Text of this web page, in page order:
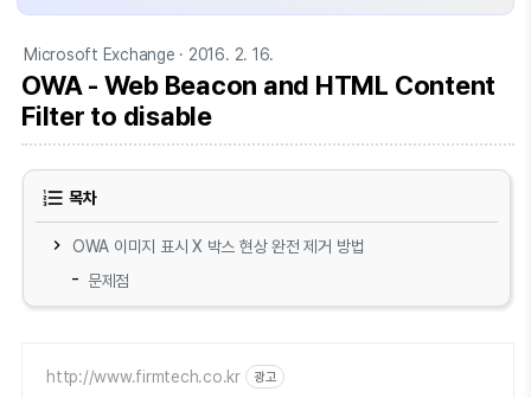
Microsoft Exchange · 2016. 2. 16.
OWA - Web Beacon and HTML Content
Filter to disable
목차
OWA 이미지 표시 X 박스 현상 완전 제거 방법
문제점
http://www.firmtech.co.kr 광고